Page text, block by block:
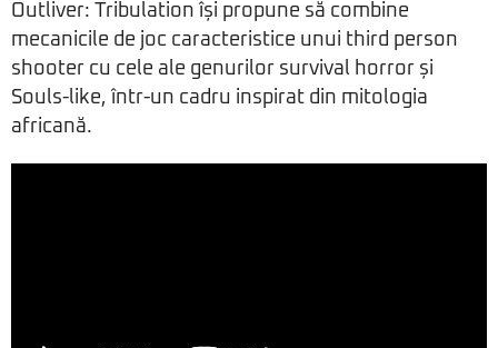
Outliver: Tribulation își propune să combine
mecanicile de joc caracteristice unui third person
shooter cu cele ale genurilor survival horror și
Souls-like, într-un cadru inspirat din mitologia
africană.